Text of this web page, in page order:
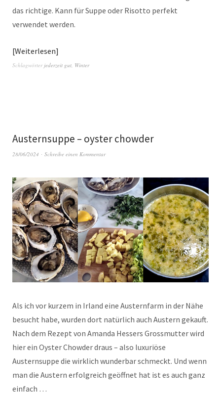
das richtige. Kann für Suppe oder Risotto perfekt
verwendet werden.
Weiterlesen
Schlagwörter jederzeit gut, Winter
Austernsuppe – oyster chowder
28/06/2024 Schreibe einen Kommentar
Als ich vor kurzem in Irland eine Austernfarm in der Nähe
besucht habe, wurden dort natürlich auch Austern gekauft.
Nach dem Rezept von Amanda Hessers Grossmutter wird
hier ein Oyster Chowder draus – also luxuriöse
Austernsuppe die wirklich wunderbar schmeckt. Und wenn
man die Austern erfolgreich geöffnet hat ist es auch ganz
einfach …